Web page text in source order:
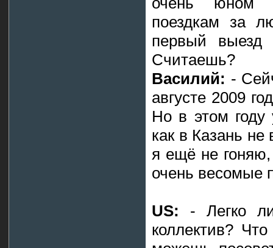
поездкам за
первый выезд
Считаешь?
Василий: -
августе 2009
Но в этом году
как в Казань не
я ещё не
очень весомые
US: - Легко
коллектив?